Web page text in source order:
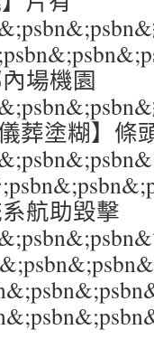
場機園
葬塗糊】條
航助毀擊